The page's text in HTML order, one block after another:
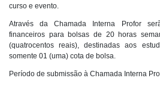
curso e evento.
Através da Chamada Interna Profor
financeiros para bolsas de 20 horas
(quatrocentos reais), destinadas aos
somente 01 (uma) cota de bolsa.
Período de submissão à Chamada Interna